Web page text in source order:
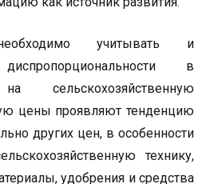
учитывать и
в
сельскохозяйственную
цены проявляют тенденцию
других цен, в особенности
технику,
удобрения и средства